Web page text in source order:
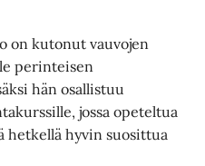
on kutonut vauvojen
perinteisen
hän osallistuu
jossa opeteltua
hetkellä hyvin suosittua